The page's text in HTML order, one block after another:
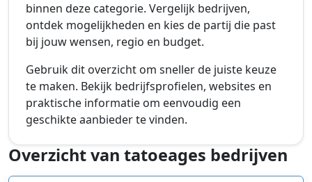
binnen deze categorie. Vergelijk bedrijven,
ontdek mogelijkheden en kies de partij die past
bij jouw wensen, regio en budget.
Gebruik dit overzicht om sneller de juiste keuze
te maken. Bekijk bedrijfsprofielen, websites en
praktische informatie om eenvoudig een
geschikte aanbieder te vinden.
Overzicht van tatoeages bedrijven